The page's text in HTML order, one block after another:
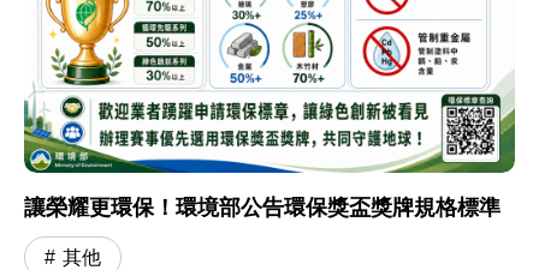
讓榮耀更環保！環境部公告環保獎盃獎牌規格標準
其他